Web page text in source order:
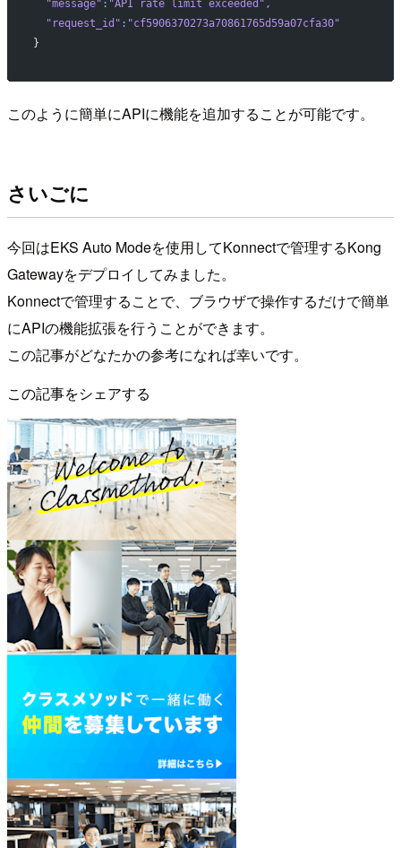
  "message"
: "API rate limit exceeded" ,
  "request_id"
: "cf5906370273a70861765d59a07cfa30"
}
このように簡単にAPIに機能を追加することが可能です。
さいごに
今回はEKS Auto Modeを使用してKonnectで管理するKong
Gatewayをデプロイしてみました。
Konnectで管理することで、ブラウザで操作するだけで簡単
にAPIの機能拡張を行うことができます。
この記事がどなたかの参考になれば幸いです。
この記事をシェアする